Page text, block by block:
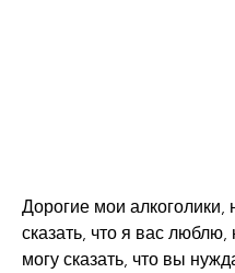
Дорогие мои алкоголики,
сказать, что я вас люблю,
могу сказать, что вы